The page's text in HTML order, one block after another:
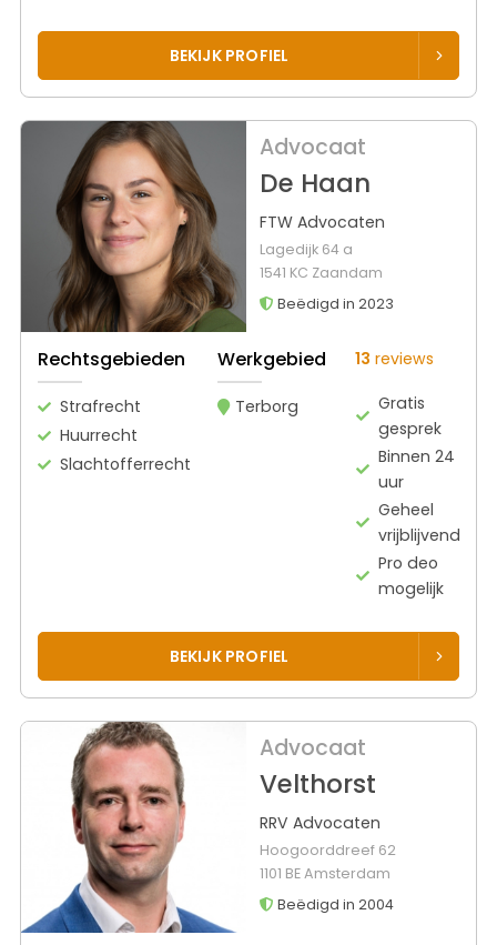
BEKIJK PROFIEL
Advocaat
De Haan
FTW Advocaten
Lagedijk 64 a
1541 KC Zaandam
Beëdigd in 2023
Rechtsgebieden
Strafrecht
Huurrecht
Slachtofferrecht
Werkgebied
Terborg
13 reviews
Gratis
gesprek
Binnen 24
uur
Geheel
vrijblijvend
Pro deo
mogelijk
BEKIJK PROFIEL
Advocaat
Velthorst
RRV Advocaten
Hoogoorddreef 62
1101 BE Amsterdam
Beëdigd in 2004